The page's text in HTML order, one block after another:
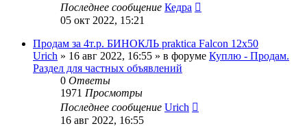
Последнее сообщение Кедра
05 окт 2022, 15:21
Продам за 4т.р. БИНОКЛЬ praktica Falcon 12х50
Urich » 16 авг 2022, 16:55 » в форуме Куплю - Продам.
Раздел для частных объявлений
0 Ответы
1971 Просмотры
Последнее сообщение Urich
16 авг 2022, 16:55